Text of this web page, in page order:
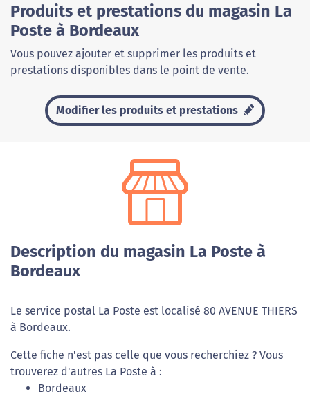
Produits et prestations du magasin La
Poste à Bordeaux
Vous pouvez ajouter et supprimer les produits et
prestations disponibles dans le point de vente.
Modifier les produits et prestations
Description du magasin La Poste à
Bordeaux
Le service postal La Poste est localisé 80 AVENUE THIERS
à Bordeaux.
Cette fiche n'est pas celle que vous recherchiez ? Vous
trouverez d'autres La Poste à :
Bordeaux